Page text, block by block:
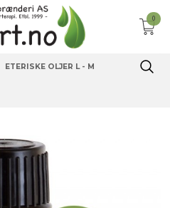
0
ETERISKE OLJER L - M